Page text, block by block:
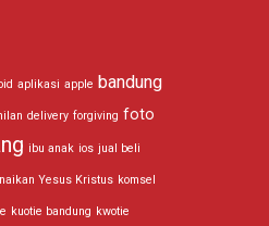
aplikasi apple bandung
delivery forgiving foto
ibu anak ios jual beli
Yesus Kristus komsel
kuotie bandung kwotie